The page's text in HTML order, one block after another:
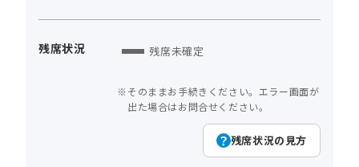
残席状況 残席未確定
そのままお手続きください。エラー画面が
出た場合はお問合せください。
残席状況の見方